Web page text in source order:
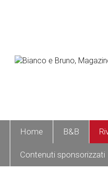
Home B&B
Contenuti sponsorizzati